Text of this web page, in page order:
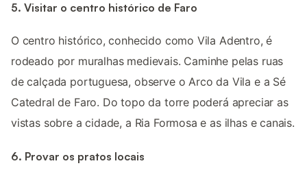
5. Visitar o centro histórico de Faro
O centro histórico, conhecido como Vila Adentro, é
rodeado por muralhas medievais. Caminhe pelas ruas
de calçada portuguesa, observe o Arco da Vila e a Sé
Catedral de Faro. Do topo da torre poderá apreciar as
vistas sobre a cidade, a Ria Formosa e as ilhas e canais.
6. Provar os pratos locais